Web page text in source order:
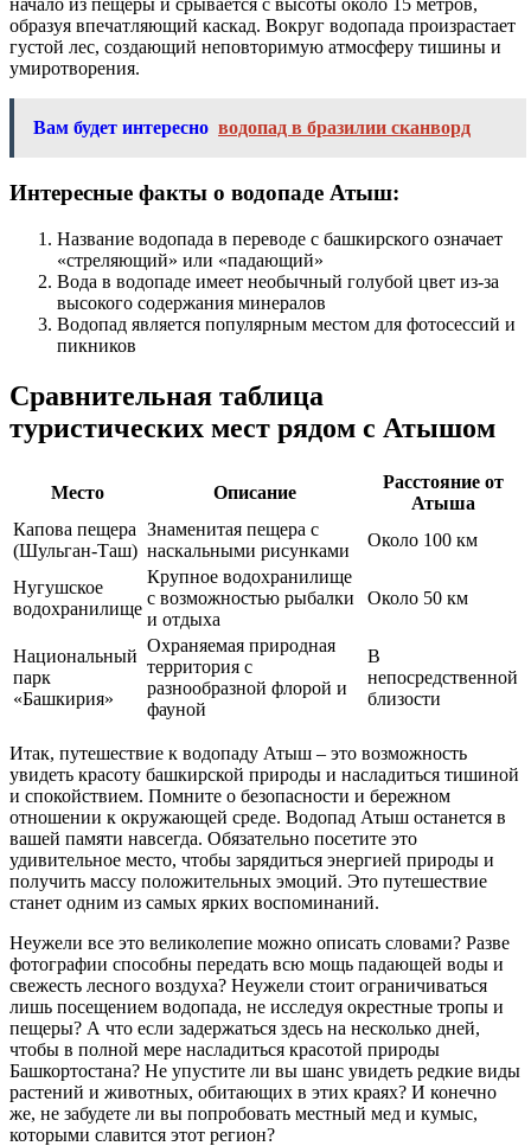
начало из пещеры и срывается с высоты около 15 метров,
образуя впечатляющий каскад. Вокруг водопада произрастает
густой лес, создающий неповторимую атмосферу тишины и
умиротворения.
Вам будет интересно водопад в бразилии сканворд
Интересные факты о водопаде Атыш:
Название водопада в переводе с башкирского означает
«стреляющий» или «падающий»
Вода в водопаде имеет необычный голубой цвет из-за
высокого содержания минералов
Водопад является популярным местом для фотосессий и
пикников
Сравнительная таблица
туристических мест рядом с Атышом
Место Описание
Расстояние от
Атыша
Капова пещера
(Шульган-Таш)
Знаменитая пещера с
наскальными рисунками
Около 100 км
Нугушское
водохранилище
Крупное водохранилище
с возможностью рыбалки
и отдыха
Около 50 км
Национальный
парк
«Башкирия»
Охраняемая природная
территория с
разнообразной флорой и
фауной
В
непосредственной
близости
Итак, путешествие к водопаду Атыш – это возможность
увидеть красоту башкирской природы и насладиться тишиной
и спокойствием. Помните о безопасности и бережном
отношении к окружающей среде. Водопад Атыш останется в
вашей памяти навсегда. Обязательно посетите это
удивительное место, чтобы зарядиться энергией природы и
получить массу положительных эмоций. Это путешествие
станет одним из самых ярких воспоминаний.
Неужели все это великолепие можно описать словами? Разве
фотографии способны передать всю мощь падающей воды и
свежесть лесного воздуха? Неужели стоит ограничиваться
лишь посещением водопада, не исследуя окрестные тропы и
пещеры? А что если задержаться здесь на несколько дней,
чтобы в полной мере насладиться красотой природы
Башкортостана? Не упустите ли вы шанс увидеть редкие виды
растений и животных, обитающих в этих краях? И конечно
же, не забудете ли вы попробовать местный мед и кумыс,
которыми славится этот регион?